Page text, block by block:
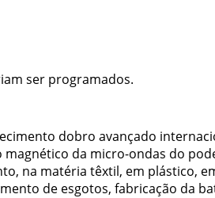
ser programados.
dobro avançado
da micro-ondas do
na matéria têxtil, em plástico,
de esgotos, fabricação da